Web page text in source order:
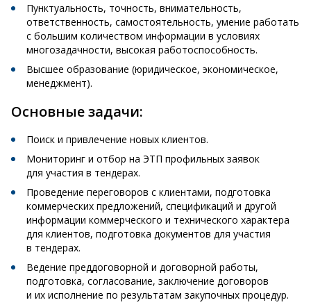
Пунктуальность, точность, внимательность,
ответственность, самостоятельность, умение работать
с большим количеством информации в условиях
многозадачности, высокая работоспособность.
Высшее образование (юридическое, экономическое,
менеджмент).
Основные задачи:
Поиск и привлечение новых клиентов.
Мониторинг и отбор на ЭТП профильных заявок
для участия в тендерах.
Проведение переговоров с клиентами, подготовка
коммерческих предложений, спецификаций и другой
информации коммерческого и технического характера
для клиентов, подготовка документов для участия
в тендерах.
Ведение преддоговорной и договорной работы,
подготовка, согласование, заключение договоров
и их исполнение по результатам закупочных процедур.